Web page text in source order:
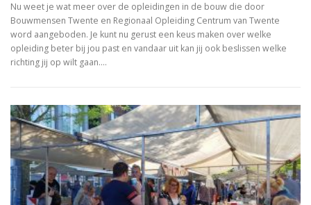
Nu weet je wat meer over de opleidingen in de bouw die door
Bouwmensen Twente en Regionaal Opleiding Centrum van Twente
word aangeboden. Je kunt nu gerust een keus maken over welke
opleiding beter bij jou past en vandaar uit kan jij ook beslissen welke
richting jij op wilt gaan.…